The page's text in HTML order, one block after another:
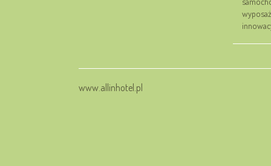
www.allinhotel.pl